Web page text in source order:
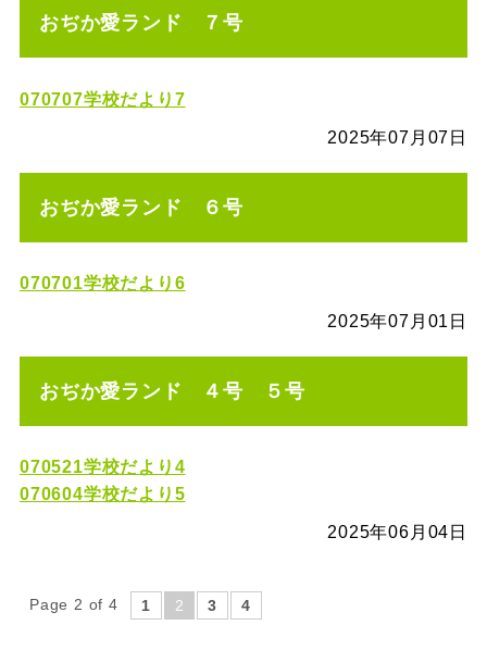
おぢか愛ランド ７号
070707学校だより7
2025年07月07日
おぢか愛ランド ６号
070701学校だより6
2025年07月01日
おぢか愛ランド ４号 ５号
070521学校だより4
070604学校だより5
2025年06月04日
Page 2 of 4 1 2 3 4